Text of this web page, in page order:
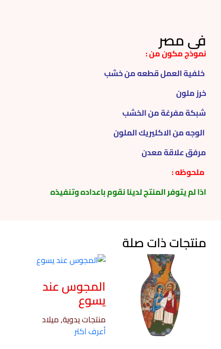
فى مصر
نموذج مكون من :
خلفية العمل قطعه من خشب
خرز ملون
شبكة مفرغة من الخشب
الوجه من الاكليريك الملون
مرفق علاقة معدن
ملحوظه :
اذا لم يتوفر المنتج لدينا نقوم باعداده وتنفيذه
منتجات ذات صلة
المجوس عند
يسوع
منتجات يدوية, ميلاد
أعرف اكتر